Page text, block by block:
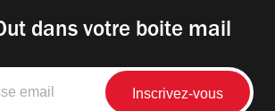
dans votre boite mail